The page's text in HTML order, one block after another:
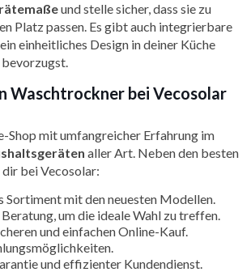
und stelle sicher, dass sie zu
Platz passen. Es gibt auch integrierbare
einheitliches Design in deiner Küche
Waschtrockner bei Vecosolar
Shop mit umfangreicher Erfahrung im
aller Art. Neben den besten
bei Vecosolar:
Sortiment mit den neuesten Modellen.
um die ideale Wahl zu treffen.
und einfachen Online-Kauf.
und effizienter Kundendienst.